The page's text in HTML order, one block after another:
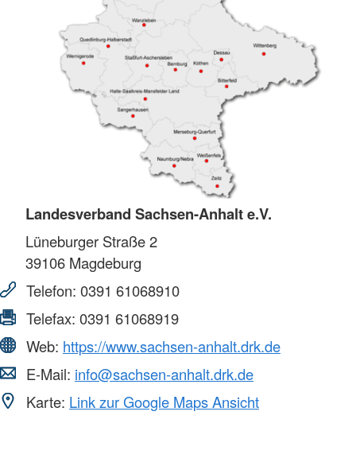
Landesverband Sachsen-Anhalt e.V.
Lüneburger Straße 2
39106 Magdeburg
Telefon: 0391 61068910
Telefax: 0391 61068919
Web: https://www.sachsen-anhalt.drk.de
E-Mail: info@sachsen-anhalt.drk.de
Karte: Link zur Google Maps Ansicht